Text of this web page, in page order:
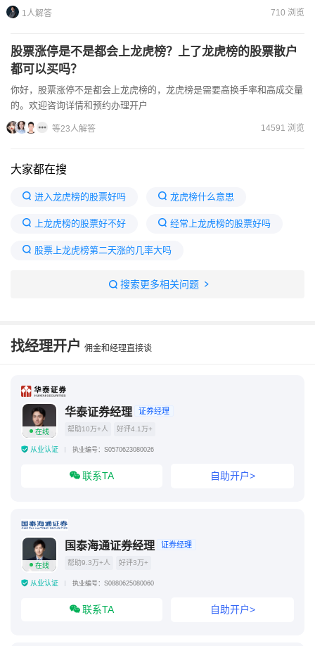
异。我来给您拆解成易懂的几点：1.单日涨跌幅偏离值达±7%：...
1人解答 710 浏览
股票涨停是不是都会上龙虎榜？上了龙虎榜的股票散户
都可以买吗？
你好，股票涨停不是都会上龙虎榜的，龙虎榜是需要高换手率和高成交量
的。欢迎咨询详情和预约办理开户
等23人解答 14591 浏览
大家都在搜
进入龙虎榜的股票好吗 龙虎榜什么意思
上龙虎榜的股票好不好 经常上龙虎榜的股票好吗
股票上龙虎榜第二天涨的几率大吗
股票上龙虎榜的条件是什么
搜索更多相关问题
找经理开户 佣金和经理直接谈
在线
华泰证券经理 证券经理
帮助10万+人 好评4.1万+
从业认证 执业编号：S0570623080026
联系TA 自助开户>
在线
国泰海通证券经理 证券经理
帮助9.3万+人 好评3万+
从业认证 执业编号：S0880625080060
联系TA 自助开户>